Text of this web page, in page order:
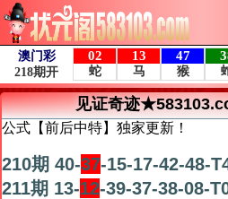
见证奇迹
公式【前后中特】独家更新！
210期 40-37-15-17-42-48-
211期 13-12-39-37-38-08-